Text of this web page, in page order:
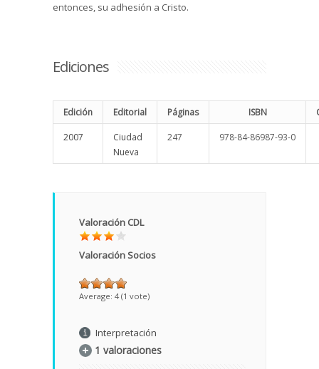
entonces, su adhesión a Cristo.
Ediciones
Edición Editorial Páginas ISBN
2007
Ciudad
Nueva
247 978-84-86987-93-0
Valoración CDL
Valoración Socios
Average: 4 (1 vote)
Interpretación
1 valoraciones